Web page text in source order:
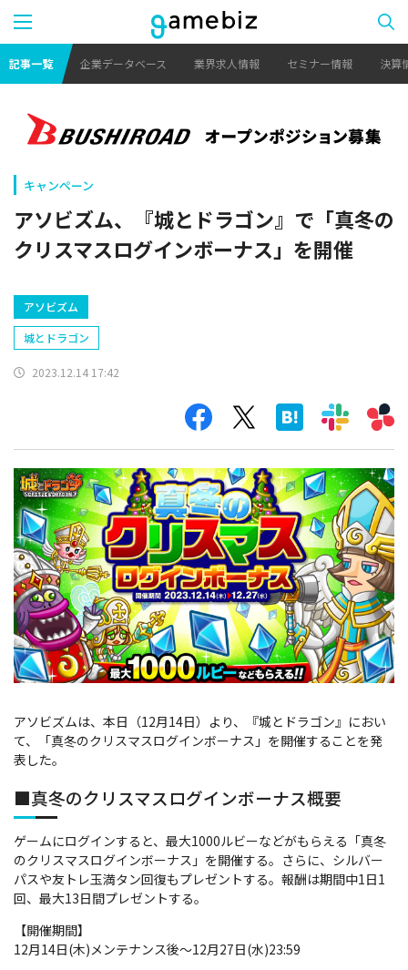
記事一覧 企業データベース 業界求人情報 セミナー情報 決算
キャンペーン
アソビズム、『城とドラゴン』で「真冬の
クリスマスログインボーナス」を開催
アソビズム
城とドラゴン
2023.12.14 17:42
アソビズムは、本日（12月14日）より、『城とドラゴン』におい
て、「真冬のクリスマスログインボーナス」を開催することを発
表した。
■真冬のクリスマスログインボーナス概要
ゲームにログインすると、最大1000ルビーなどがもらえる「真冬
のクリスマスログインボーナス」を開催する。さらに、シルバー
パスや友トレ玉満タン回復もプレゼントする。報酬は期間中1日1
回、最大13日間プレゼントする。
【開催期間】
12月14日(木)メンテナンス後～12月27日(水)23:59